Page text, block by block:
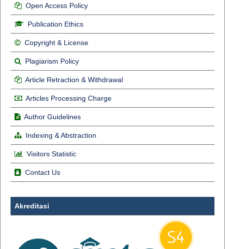
Open Access Policy
Publication Ethics
Copyright & License
Plagiarism Policy
Article Retraction & Withdrawal
Articles Processing Charge
Author Guidelines
Indexing & Abstraction
Visitors Statistic
Contact Us
Akreditasi